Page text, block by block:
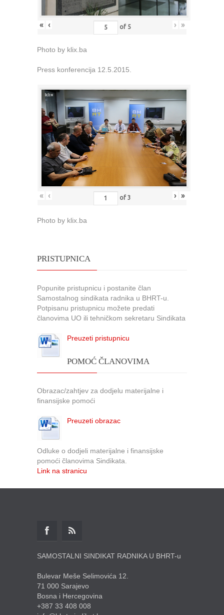
« ‹ of 5 › »
Photo by klix.ba
Press konferencija 12.5.2015.
« ‹ of 3 › »
Photo by klix.ba
PRISTUPNICA
Popunite pristupnicu i postanite član
Samostalnog sindikata radnika u BHRT-u.
Potpisanu pristupnicu možete predati
članovima UO ili tehničkom sekretaru Sindikata
Preuzeti pristupnicu
POMOĆ ČLANOVIMA
Obrazac/zahtjev za dodjelu materijalne i
finansijske pomoći
Preuzeti obrazac
Odluke o dodjeli materijalne i finansijske
pomoći članovima Sindikata.
Link na stranicu
SAMOSTALNI SINDIKAT RADNIKA U BHRT-u
Bulevar Meše Selimovića 12.
71 000 Sarajevo
Bosna i Hercegovina
+387 33 408 008